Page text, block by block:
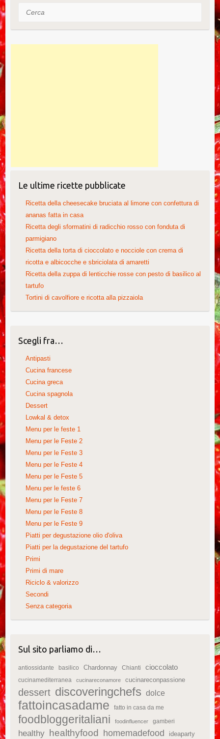
k
Cerca
Le ultime ricette pubblicate
Ricetta della cheesecake bruciata al limone con confettura di
ananas fatta in casa
Ricetta degli sformatini di radicchio rosso con fonduta di
parmigiano
Ricetta della torta di cioccolato e nocciole con crema di
ricotta e albicocche e sbriciolata di amaretti
Ricetta della zuppa di lenticchie rosse con pesto di basilico al
tartufo
Tortini di cavolfiore e ricotta alla pizzaiola
Scegli fra…
Antipasti
Cucina francese
Cucina greca
Cucina spagnola
Dessert
Lowkal & detox
Menu per le feste 1
Menu per le Feste 2
Menu per le Feste 3
Menu per le Feste 4
Menu per le Feste 5
Menu per le feste 6
Menu per le Feste 7
Menu per le Feste 8
Menu per le Feste 9
Piatti per degustazione olio d'oliva
Piatti per la degustazione del tartufo
Primi
Primi di mare
Riciclo & valorizzo
Secondi
Senza categoria
Sul sito parliamo di…
antiossidante basilico Chardonnay Chianti cioccolato
cucinamediterranea cucinareconamore cucinareconpassione
dessert discoveringchefs dolce
fattoincasadame fatto in casa da me
foodbloggeritaliani foodinfluencer gamberi
healthy healthyfood homemadefood ideaparty